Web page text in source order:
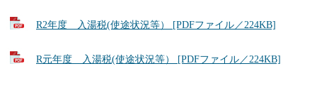
R2年度 入湯税(使途状況等） [PDFファイル／224KB]
R元年度 入湯税(使途状況等） [PDFファイル／224KB]